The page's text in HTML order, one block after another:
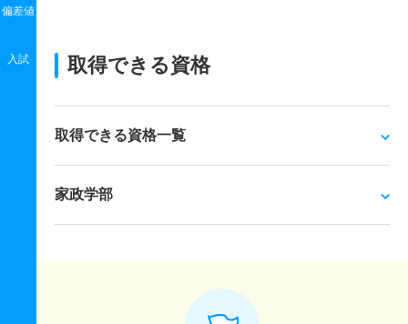
偏差値
入試 取得できる資格
取得できる資格一覧
家政学部